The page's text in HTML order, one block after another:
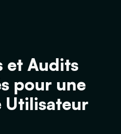
et Audits
pour une
Utilisateur